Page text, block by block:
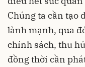
Chúng ta cần tạo
lành mạnh, qua
chính sách, thu
đồng thời cần